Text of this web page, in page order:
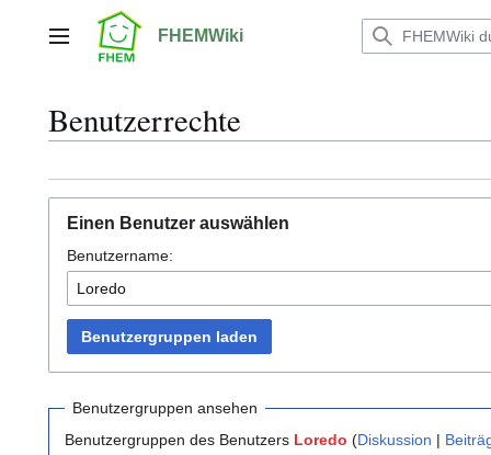
springenHauptmenü FHEMWiki
Benutzerrechte
Einen Benutzer auswählen
Benutzername:
Benutzergruppen laden
Benutzergruppen ansehen
Benutzergruppen des Benutzers Loredo (Diskussion |